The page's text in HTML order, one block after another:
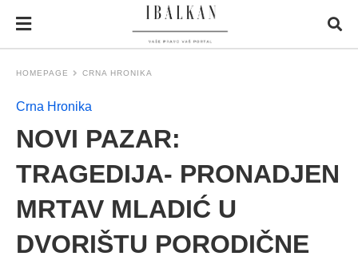
HOMEPAGE CRNA HRONIKA
Crna Hronika
NOVI PAZAR:
TRAGEDIJA- PRONADJEN
MRTAV MLADIĆ U
DVORIŠTU PORODIČNE